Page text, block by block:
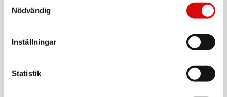
Nödvändig
Inställningar
Statistik
Rek: 249,00 kr
Rek: 349,00 kr